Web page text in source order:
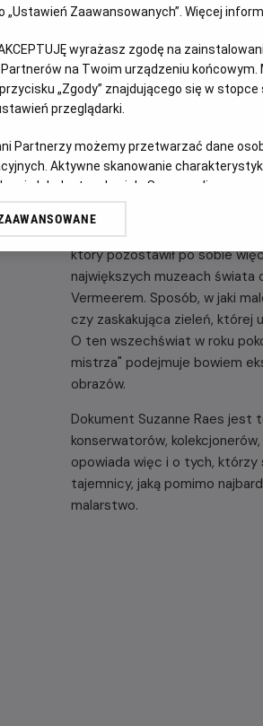
OPIS FILMU
Bohaterem tego
pokoju i jak nikt umiał
największych malarzy w
ścian, wyjmuje z ram i
przykład „Dziewczyny z
kulisy najgłośniejszej
istniejących 35 obrazów
Nakręcony z iście
który pozostawił po sobie
największych muzeach świata
Vermeerem. Sposób, w jaki
czy zaskakująca zieleń, której
O ten wszechświat w roku
mistrza" podejmuje bowiem
obrazów.
Dokument Suzanne Raes jest
konserwatorów,
opowiada więc i o tych, którzy
tajemnicy, jaką pomimo
malarstwo.
„Ustawień Zaawansowanych”. Więcej
wyrażasz zgodę na
na Twoim urządzeniu
„Zgody” znajdującego się w
przeglądarki.
Partnerzy możemy przetwarzać dane
Aktywne skanowanie
lub dostęp do nich. Spersonalizowane
usług.